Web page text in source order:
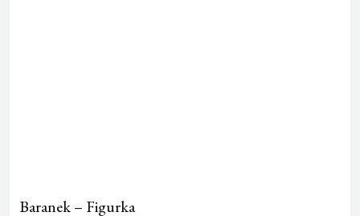
Baranek – Figurka